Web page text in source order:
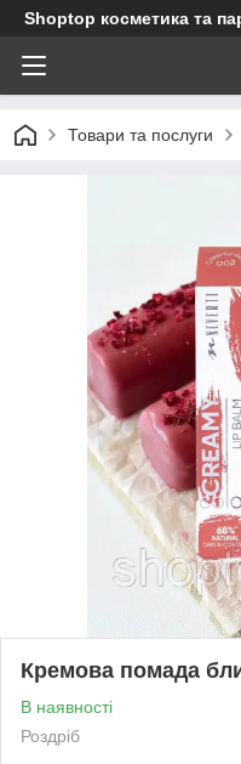
Shoptop косметика та
Товари та послуги
Кремова помада
В наявності
Роздріб